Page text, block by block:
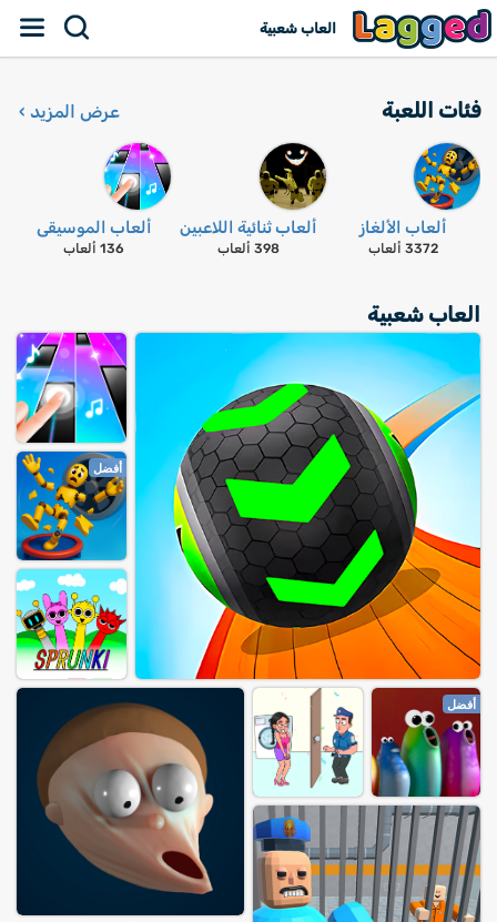
العاب شعبية
فئات اللعبة عرض المزيد ›
ألعاب الألغاز
3372 ألعاب
ألعاب ثنائية اللاعبين
398 ألعاب
ألعاب الموسيقى
136 ألعاب
العاب تلبيس
470 ألعاب
ألعاب سباق
717 ألعاب
العاب شعبية
أفضل
أفضل